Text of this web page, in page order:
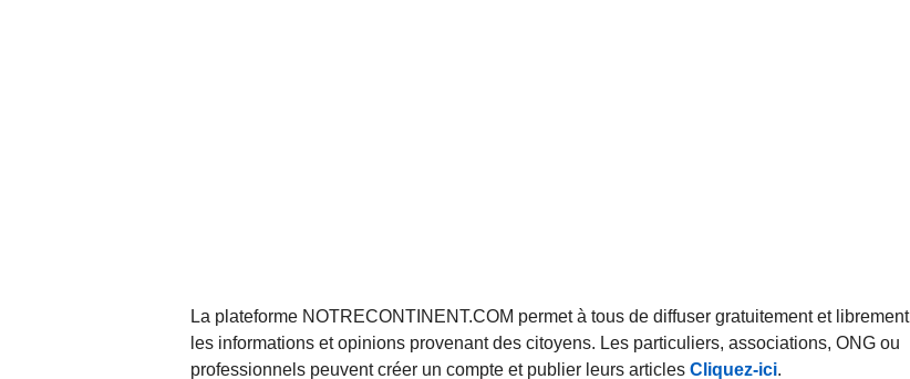
La plateforme NOTRECONTINENT.COM permet à tous de diffuser gratuitement et librement
les informations et opinions provenant des citoyens. Les particuliers, associations, ONG ou
professionnels peuvent créer un compte et publier leurs articles Cliquez-ici.